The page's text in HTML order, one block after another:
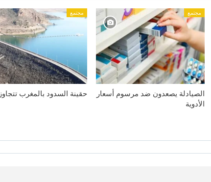
مجتمع
الصيادلة يصعدون ضد مرسوم أسعار
الأدوية
مجتمع
حقينة السدود بالمغرب تتجاوز 70%